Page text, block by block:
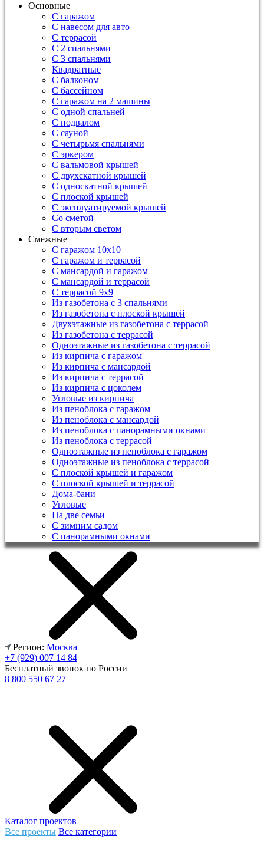
Основные
С гаражом
С навесом для авто
С террасой
С 2 спальнями
С 3 спальнями
Квадратные
С балконом
С бассейном
С гаражом на 2 машины
С одной спальней
С подвалом
С сауной
С четырьмя спальнями
С эркером
С вальмовой крышей
С двухскатной крышей
С односкатной крышей
С плоской крышей
С эксплуатируемой крышей
Со сметой
С вторым светом
Смежные
С гаражом 10х10
С гаражом и террасой
С мансардой и гаражом
С мансардой и террасой
С террасой 9х9
Из газобетона с 3 спальнями
Из газобетона с плоской крышей
Двухэтажные из газобетона с террасой
Из газобетона с террасой
Одноэтажные из газобетона с террасой
Из кирпича с гаражом
Из кирпича с мансардой
Из кирпича с террасой
Из кирпича с цоколем
Угловые из кирпича
Из пеноблока с гаражом
Из пеноблока с мансардой
Из пеноблока с панорамными окнами
Из пеноблока с террасой
Одноэтажные из пеноблока с гаражом
Одноэтажные из пеноблока с террасой
С плоской крышей и гаражом
С плоской крышей и террасой
Дома-бани
Угловые
На две семьи
С зимним садом
С панорамными окнами
Регион: Москва
+7 (929) 007 14 84
Бесплатный звонок по России
8 800 550 67 27
Каталог проектов
Все проекты Все категории